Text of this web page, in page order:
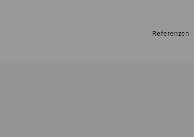
Referenzen